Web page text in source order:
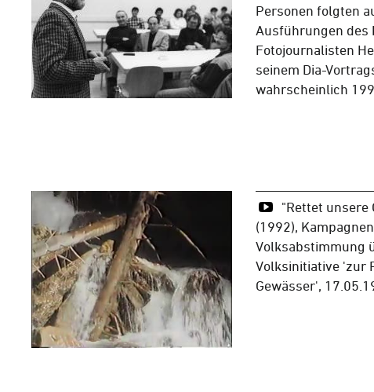
Personen folgten
Ausführungen des
Fotojournalisten
seinem Dia-
wahrscheinlich
"Rettet unsere
(1992),
Volksabstimmung
Volksinitiative 'zur
Gewässer',